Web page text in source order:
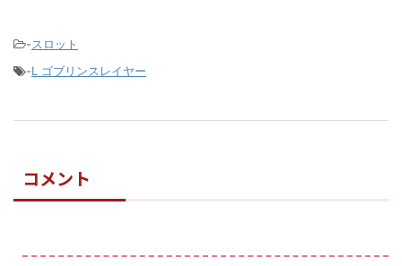
-スロット
-L ゴブリンスレイヤー
コメント